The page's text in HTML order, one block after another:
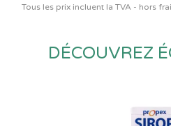
Tous les prix incluent la TVA - hors
DÉCOUVREZ